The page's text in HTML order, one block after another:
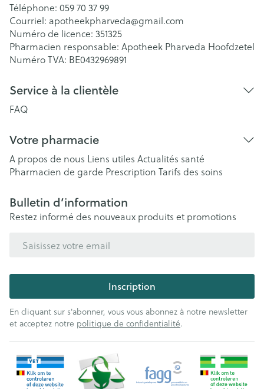
Téléphone: 059 70 37 99
Courriel: apotheekpharveda@gmail.com
Numéro de licence: 351325
Pharmacien responsable: Apotheek Pharveda Hoofdzetel
Numéro TVA: BE0432969891
Service à la clientèle
FAQ
Votre pharmacie
A propos de nous Liens utiles Actualités santé
Pharmacien de garde Prescription Tarifs des soins
Bulletin d’information
Restez informé des nouveaux produits et promotions
Inscription
En cliquant sur s'abonner, vous vous abonnez à notre newsletter
et acceptez notre politique de confidentialité.